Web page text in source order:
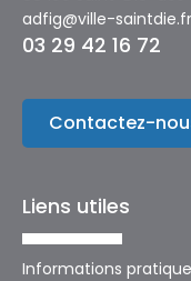
adfig@ville-saintdie.fr
03 29 42 16 72
Contactez-
Liens utiles
Informations